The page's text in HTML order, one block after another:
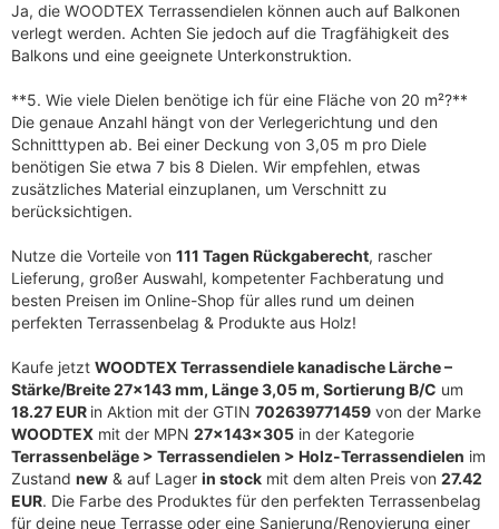
Ja, die WOODTEX Terrassendielen können auch auf Balkonen
verlegt werden. Achten Sie jedoch auf die Tragfähigkeit des
Balkons und eine geeignete Unterkonstruktion.
**5. Wie viele Dielen benötige ich für eine Fläche von 20 m²?**
Die genaue Anzahl hängt von der Verlegerichtung und den
Schnitttypen ab. Bei einer Deckung von 3,05 m pro Diele
benötigen Sie etwa 7 bis 8 Dielen. Wir empfehlen, etwas
zusätzliches Material einzuplanen, um Verschnitt zu
berücksichtigen.
Nutze die Vorteile von 111 Tagen Rückgaberecht, rascher
Lieferung, großer Auswahl, kompetenter Fachberatung und
besten Preisen im Online-Shop für alles rund um deinen
perfekten Terrassenbelag & Produkte aus Holz!
Kaufe jetzt WOODTEX Terrassendiele kanadische Lärche –
Stärke/Breite 27×143 mm, Länge 3,05 m, Sortierung B/C um
18.27 EUR in Aktion mit der GTIN 702639771459 von der Marke
WOODTEX mit der MPN 27x143x305 in der Kategorie
Terrassenbeläge > Terrassendielen > Holz-Terrassendielen im
Zustand new & auf Lager in stock mit dem alten Preis von 27.42
EUR. Die Farbe des Produktes für den perfekten Terrassenbelag
für deine neue Terrasse oder eine Sanierung/Renovierung einer